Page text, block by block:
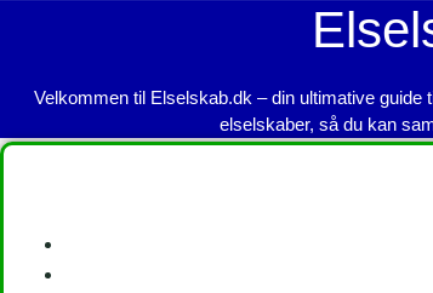
Velkommen til Elselskab.dk – din ultimative
elselskaber, så du kan